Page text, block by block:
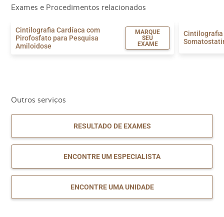
Exames e Procedimentos relacionados
Cintilografia Cardíaca com
Pirofosfato para Pesquisa
Amiloidose
MARQUE
SEU
EXAME
Cintilografia
Outros serviços
RESULTADO DE EXAMES
ENCONTRE UM ESPECIALISTA
ENCONTRE UMA UNIDADE